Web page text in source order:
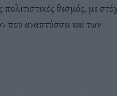
θεσμός, με
που αναπτύσσει και των